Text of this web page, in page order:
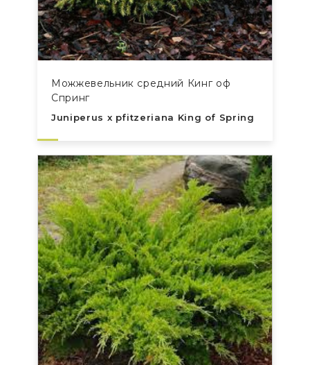
Можжевельник средний Кинг оф
Спринг
Juniperus x pfitzeriana King of Spring